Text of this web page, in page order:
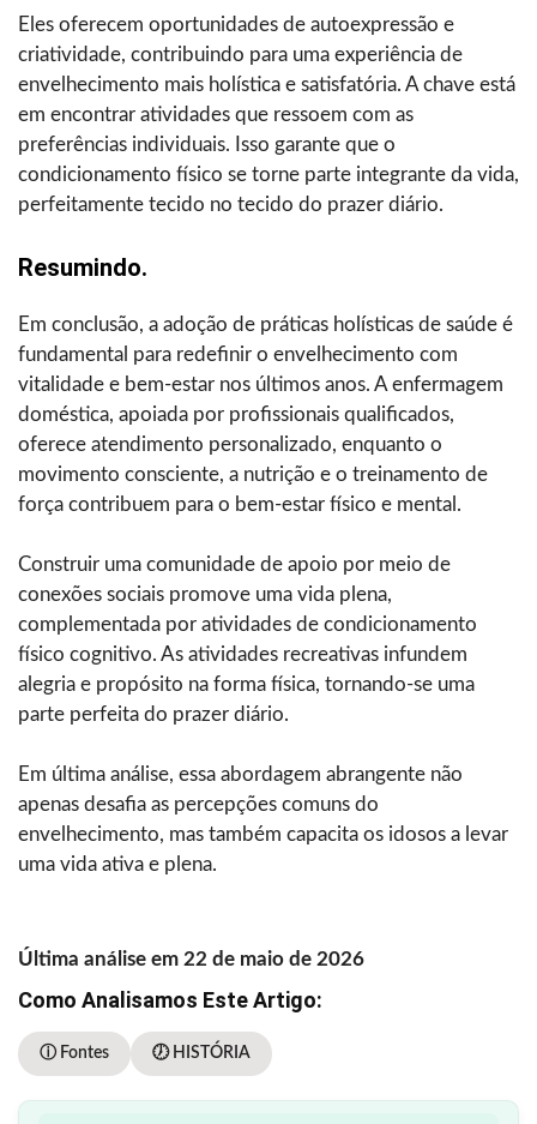
Eles oferecem oportunidades de autoexpressão e
criatividade, contribuindo para uma experiência de
envelhecimento mais holística e satisfatória. A chave está
em encontrar atividades que ressoem com as
preferências individuais. Isso garante que o
condicionamento físico se torne parte integrante da vida,
perfeitamente tecido no tecido do prazer diário.
Resumindo.
Em conclusão, a adoção de práticas holísticas de saúde é
fundamental para redefinir o envelhecimento com
vitalidade e bem-estar nos últimos anos. A enfermagem
doméstica, apoiada por profissionais qualificados,
oferece atendimento personalizado, enquanto o
movimento consciente, a nutrição e o treinamento de
força contribuem para o bem-estar físico e mental.
Construir uma comunidade de apoio por meio de
conexões sociais promove uma vida plena,
complementada por atividades de condicionamento
físico cognitivo. As atividades recreativas infundem
alegria e propósito na forma física, tornando-se uma
parte perfeita do prazer diário.
Em última análise, essa abordagem abrangente não
apenas desafia as percepções comuns do
envelhecimento, mas também capacita os idosos a levar
uma vida ativa e plena.
Última análise em 22 de maio de 2026
Como Analisamos Este Artigo:
ⓘ Fontes 🕖 HISTÓRIA